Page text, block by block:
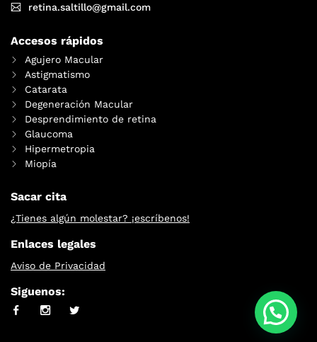
retina.saltillo@gmail.com
Accesos rápidos
Agujero Macular
Astigmatismo
Catarata
Degeneración Macular
Desprendimiento de retina
Glaucoma
Hipermetropia
Miopía
Sacar cita
¿Tienes algún molestar? ¡escríbenos!
Enlaces legales
Aviso de Privacidad
Siguenos: